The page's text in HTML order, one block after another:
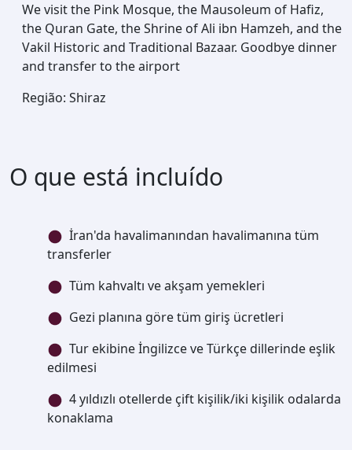
We visit the Pink Mosque, the Mausoleum of Hafiz,
the Quran Gate, the Shrine of Ali ibn Hamzeh, and the
Vakil Historic and Traditional Bazaar. Goodbye dinner
and transfer to the airport
Região: Shiraz
O que está incluído
İran'da havalimanından havalimanına tüm
transferler
Tüm kahvaltı ve akşam yemekleri
Gezi planına göre tüm giriş ücretleri
Tur ekibine İngilizce ve Türkçe dillerinde eşlik
edilmesi
4 yıldızlı otellerde çift kişilik/iki kişilik odalarda
konaklama